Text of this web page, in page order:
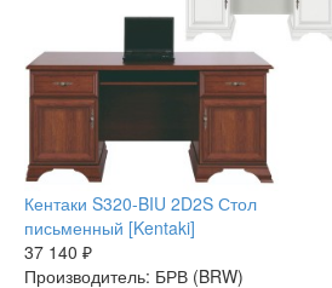
Кентаки S320-BIU 2D2S Стол
письменный [Kentaki]
37 140 ₽
Производитель: БРВ (BRW)